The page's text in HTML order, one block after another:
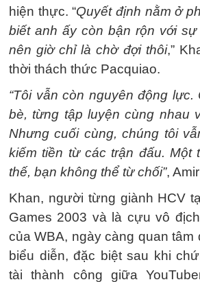
hiện thực. “Quyết định nằm ở
biết anh ấy còn bận rộn với sự
nên giờ chỉ là chờ đợi thôi,”
thời thách thức Pacquiao.
“Tôi vẫn còn nguyên động lực.
bè, từng tập luyện cùng nhau
Nhưng cuối cùng, chúng tôi
kiếm tiền từ các trận đấu. Một
thế, bạn không thể từ chối”,
Khan, người từng giành HCV
Games 2003 và là cựu vô
của WBA, ngày càng quan tâm
biểu diễn, đặc biệt sau khi
tài thành công giữa